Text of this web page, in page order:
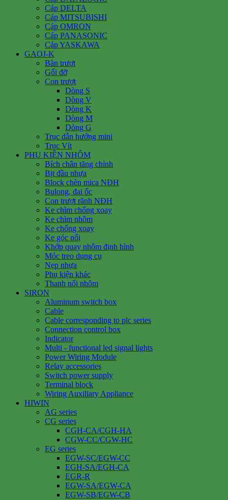
Cáp DELTA
Cáp MITSUBISHI
Cáp OMRON
Cáp PANASONIC
Cáp YASKAWA
GAOJ-K
Bàn trượt
Gối đỡ
Con trượt
Dòng S
Dòng V
Dòng K
Dòng M
Dòng G
Trục dẫn hướng mini
Trục Vít
PHỤ KIỆN NHÔM
Bích chân tăng chỉnh
Bịt đầu nhựa
Block chèn mica NĐH
Bulong, đai ốc
Con trượt rãnh NĐH
Ke chìm chống xoay
Ke chìm nhôm
Ke chống xoay
Ke góc nổi
Khớp quay nhôm định hình
Móc treo dụng cụ
Nẹp nhựa
Phụ kiện khác
Thanh nối nhôm
SIRON
Aluminum switch box
Cable
Cable corresponding to plc series
Connection control box
Indicator
Multi - functional led signal lights
Power Wiring Module
Relay accessories
Switch power supply
Terminal block
Wiring Auxiliary Appliance
HIWIN
AG series
CG series
CGH-CA/CGH-HA
CGW-CC/CGW-HC
EG series
EGW-SC/EGW-CC
EGH-SA/EGH-CA
EGR-R
EGW-SA/EGW-CA
EGW-SB/EGW-CB